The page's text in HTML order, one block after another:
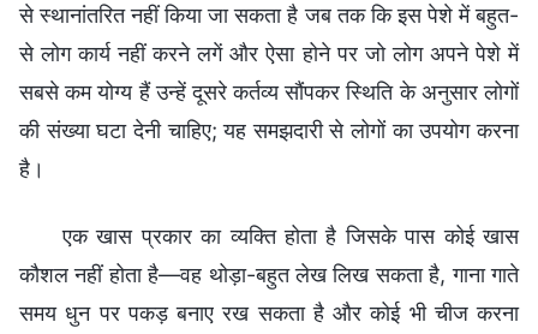
से स्थानांतरित नहीं किया जा सकता है जब तक कि इस पेशे में बहुत-
से लोग कार्य नहीं करने लगें और ऐसा होने पर जो लोग अपने पेशे में
सबसे कम योग्य हैं उन्हें दूसरे कर्तव्य सौंपकर स्थिति के अनुसार लोगों
की संख्या घटा देनी चाहिए; यह समझदारी से लोगों का उपयोग करना
है।
एक खास प्रकार का व्यक्ति होता है जिसके पास कोई खास
कौशल नहीं होता है—वह थोड़ा-बहुत लेख लिख सकता है, गाना गाते
समय धुन पर पकड़ बनाए रख सकता है और कोई भी चीज करना